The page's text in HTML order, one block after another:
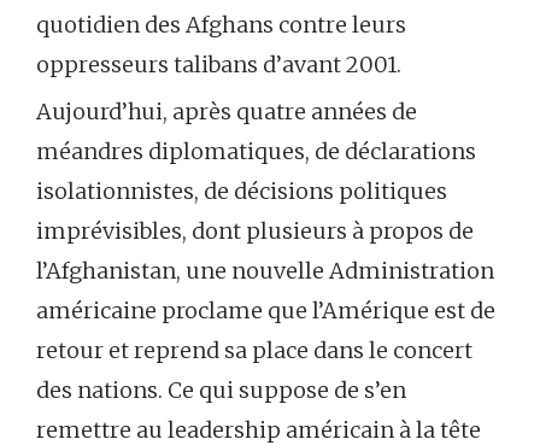
quotidien des Afghans contre leurs
oppresseurs talibans d’avant 2001.
Aujourd’hui, après quatre années de
méandres diplomatiques, de déclarations
isolationnistes, de décisions politiques
imprévisibles, dont plusieurs à propos de
l’Afghanistan, une nouvelle Administration
américaine proclame que l’Amérique est de
retour et reprend sa place dans le concert
des nations. Ce qui suppose de s’en
remettre au leadership américain à la tête